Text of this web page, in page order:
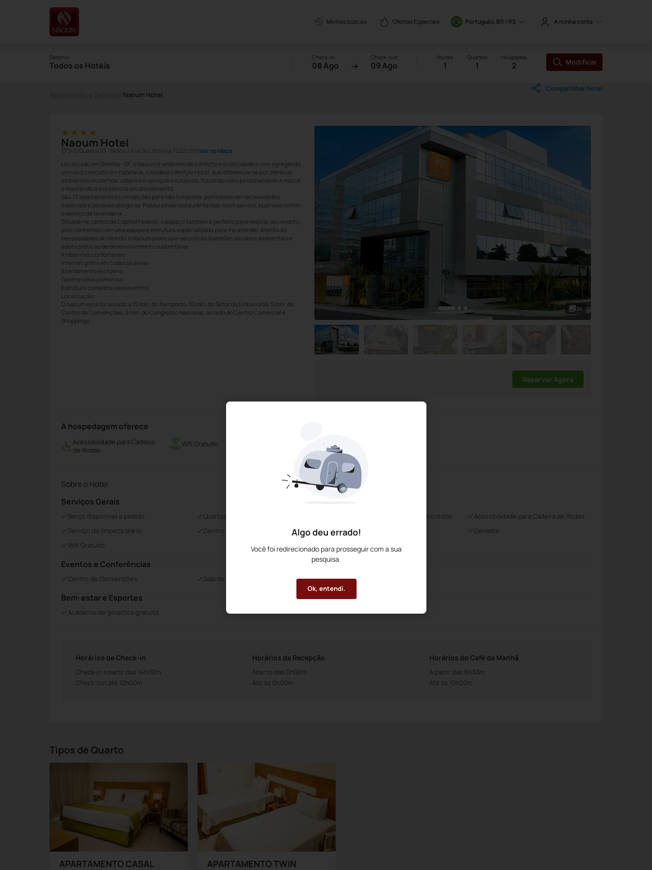
Minhas buscas Ofertas Especiais Português, BR / R$ A minha conta
Algo deu errado!
Você foi redirecionado para prosseguir com a sua
pesquisa.
Ok, entendi.
Destino
Todos os Hotéis
Check-in
08 Ago
Check-out
09 Ago
Noites
1
Quartos
1
Hóspedes
2 Modificar
Naoum Hotel
Compartilhar hotel
Naoum Hotel
SHS Quadra 03 - Bloco J Asa Sul, Brasilia 70322905Ver no Mapa
Localizado em Brasília - DF, o Naoum é sinônimo de conforto e praticidade e vem agregando
um novo conceito em hotelaria, o modelo Lifestyle Hotel, que diferencia-se por oferecer
ambientes modernos, urbanos e serviços exclusivos, trazendo mais personalidade à marca
e mantendo a excelência em atendimento.
São 77 apartamentos com opções para não fumantes, portadores de necessidades
especiais e pessoas alérgicas. Possui ainda restaurante/bar, room service, business corner
e serviço de lavanderia.
Situado no centro da Capital Federal, o espaço também é perfeito para realizar seu evento,
pois contamos com uma equipe e estrutura especializada para lhe atender. Atento às
necessidades do mundo, o Naoum preocupa-se com as questões sociais e ambientais e
adota práticas de desenvolvimento sustentável.
Ambientes confortáveis
Internet grátis em todas as áreas
Atendimento exclusivo
Gastronomia primorosa
Estrutura completa para eventos
Localização:
O Naoum está localizado a 15 min. do Aeroporto, 10 min. do Setor da Embaixada, 5 min. do
Centro de Convenções, 5 min. do Congresso Nacional, ao lado do Centro Comercial e
Shoppings.
24
Reservar Agora
A hospedagem oferece
Acessibilidade para Cadeira
de Rodas
Wifi Gratuito
Sobre o Hotel
Serviços Gerais
Berço disponivel a pedido Quartos para Deficientes Aceita os principais cartões de crédito
Acessibilidade para Cadeira de Rodas
Serviço de limpeza diário
Centro de Negócios Recepção 24 horas
Elevador
Wifi Gratuito
Eventos e Conferências
Centro de Convenções Sala de Reuniões Auditório
Bem-estar e Esportes
Academia de ginástica gratuita
Horários de Check-in
Check-in a partir das 14h00m
Check-out até 12h00m
Horários da Recepção
Aberto das 0h00m
Até às 0h00m
Horários do Café da Manhã
A partir das 6h30m
Até às 10h00m
Tipos de Quarto
APARTAMENTO CASAL APARTAMENTO TWIN